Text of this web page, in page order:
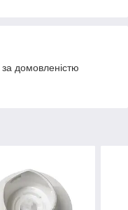
домовленістю